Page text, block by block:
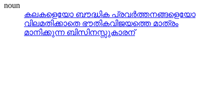
noun
കലകളെയോ ബൗദ്ധിക പ്രവര്‍ത്തനങ്ങളെയോ
വിലമതിക്കാതെ ഭൗതികവിജയത്തെ മാത്രം
മാനിക്കുന്ന ബിസിനസ്സുകാരന്